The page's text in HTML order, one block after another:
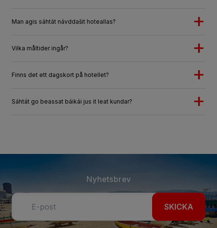
Man agis sáhtát návddašit hoteallas?
Vilka måltider ingår?
Finns det ett dagskort på hotellet?
Sáhtát go beassat báikái jus it leat kundar?
Nyhetsbrev
SKICKA